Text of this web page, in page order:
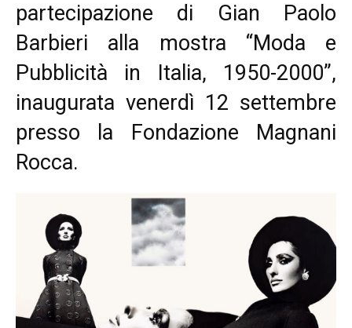
partecipazione di Gian Paolo
Barbieri alla mostra “Moda e
Pubblicità in Italia, 1950-2000”,
inaugurata venerdì 12 settembre
presso la Fondazione Magnani
Rocca.